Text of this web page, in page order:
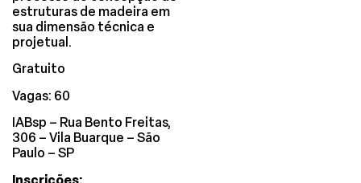
estruturas de madeira em
sua dimensão técnica e
projetual.
Gratuito
Vagas: 60
IABsp – Rua Bento Freitas,
306 – Vila Buarque – São
Paulo – SP
Inscrições: